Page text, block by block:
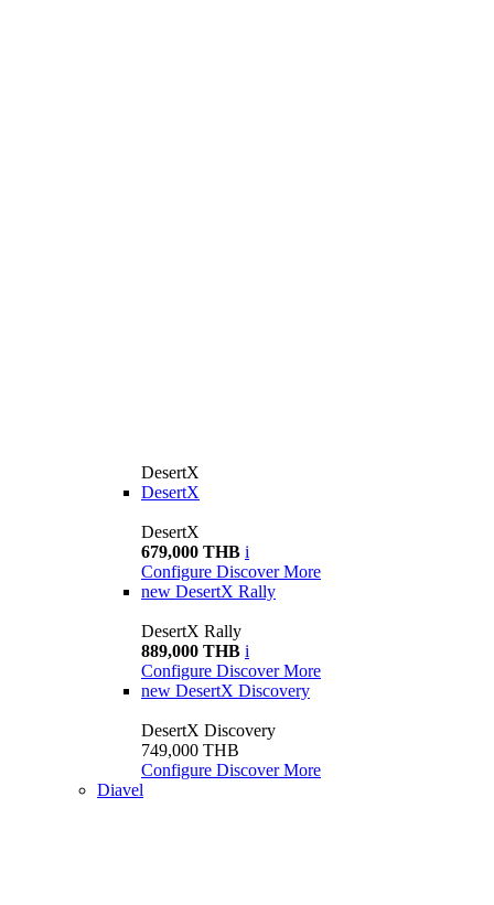
DesertX
DesertX
DesertX
679,000 THB i
Configure Discover More
new DesertX Rally
DesertX Rally
889,000 THB i
Configure Discover More
new DesertX Discovery
DesertX Discovery
749,000 THB
Configure Discover More
Diavel